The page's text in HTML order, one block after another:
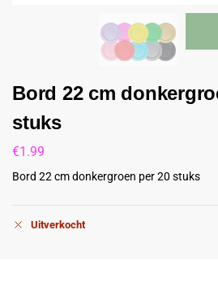
Bord 22 cm
stuks
€1.99
Bord 22 cm donkergroen per 20 stuks
Uitverkocht